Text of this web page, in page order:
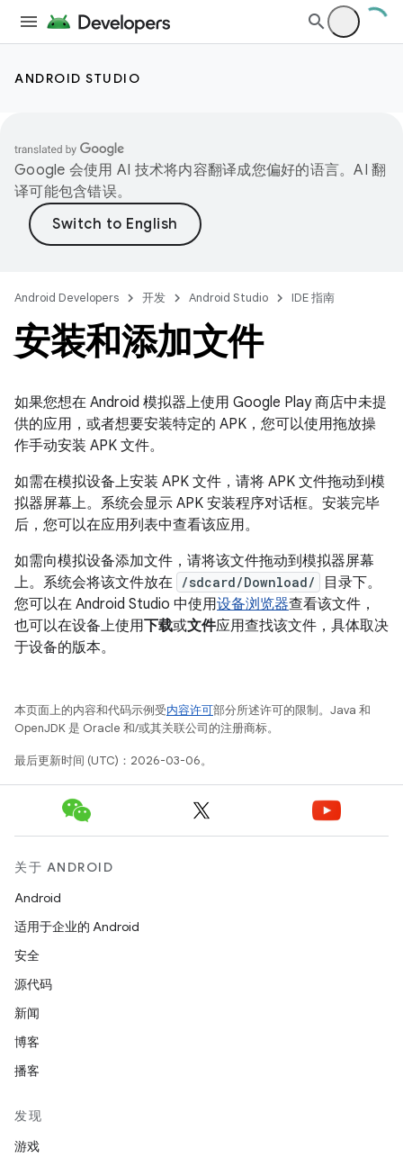
ANDROID STUDIO
Google 会使用 AI 技术将内容翻译成您偏好的语言。AI 翻
译可能包含错误。
Android Developers 开发 Android Studio IDE 指南
安装和添加文件
如果您想在 Android 模拟器上使用 Google Play 商店中未提
供的应用，或者想要安装特定的 APK，您可以使用拖放操
作手动安装 APK 文件。
如需在模拟设备上安装 APK 文件，请将 APK 文件拖动到模
拟器屏幕上。系统会显示 APK 安装程序对话框。安装完毕
后，您可以在应用列表中查看该应用。
如需向模拟设备添加文件，请将该文件拖动到模拟器屏幕
上。系统会将该文件放在 /sdcard/Download/
目录下。
您可以在 Android Studio 中使用设备浏览器查看该文件，
也可以在设备上使用下载或文件应用查找该文件，具体取决
于设备的版本。
本页面上的内容和代码示例受内容许可部分所述许可的限制。Java 和
OpenJDK 是 Oracle 和/或其关联公司的注册商标。
最后更新时间 (UTC)：2026-03-06。
关于 ANDROID
Android
适用于企业的 Android
安全
源代码
新闻
博客
播客
发现
游戏